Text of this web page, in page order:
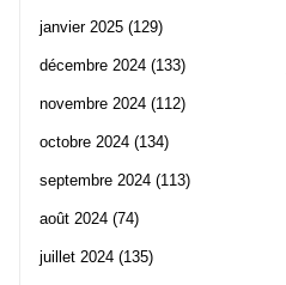
janvier 2025 (129)
décembre 2024 (133)
novembre 2024 (112)
octobre 2024 (134)
septembre 2024 (113)
août 2024 (74)
juillet 2024 (135)